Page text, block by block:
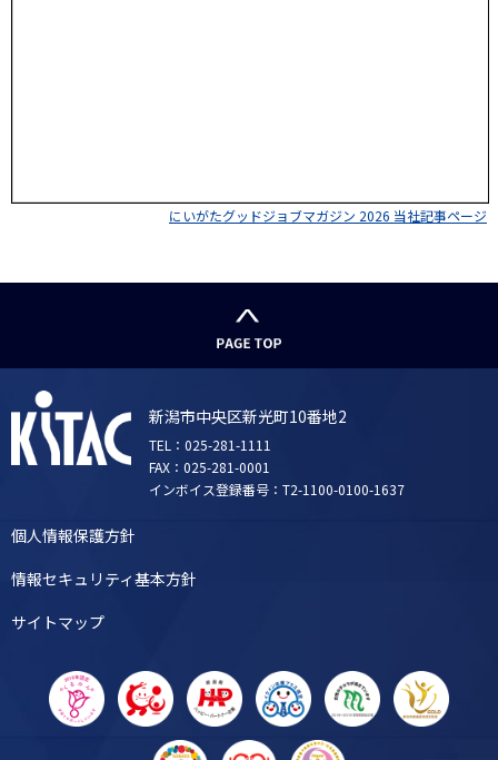
にいがたグッドジョブマガジン 2026 当社記事ページ
新潟市中央区新光町10番地2
TEL：025-281-1111
FAX：025-281-0001
インボイス登録番号：T2-1100-0100-1637
個人情報保護方針
情報セキュリティ基本方針
サイトマップ